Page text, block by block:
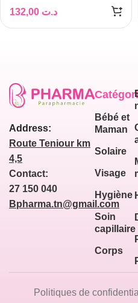
universelle
د.ت
Address:
Route Teniour km
4,5
Contact:
27 150 040
Bpharma.tn@gmail.com
Bébé et
Maman
Solaire
Visage
Hygiène
Soin
capillaire
Corps
Politiques de